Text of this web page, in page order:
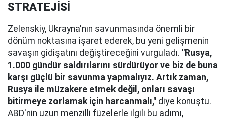
STRATEJİSİ
Zelenskiy, Ukrayna'nın savunmasında önemli bir
dönüm noktasına işaret ederek, bu yeni gelişmenin
savaşın gidişatını değiştireceğini vurguladı. "Rusya,
1.000 gündür saldırılarını sürdürüyor ve biz de buna
karşı güçlü bir savunma yapmalıyız. Artık zaman,
Rusya ile müzakere etmek değil, onları savaşı
bitirmeye zorlamak için harcanmalı," diye konuştu.
ABD'nin uzun menzilli füzelerle ilgili bu adımı,